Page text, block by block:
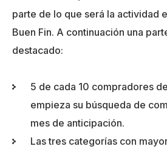
parte de lo que será la actividad
Buen Fin. A continuación una
destacado:
5 de cada 10 compradores
empieza su búsqueda de
mes de anticipación.
Las tres categorías con